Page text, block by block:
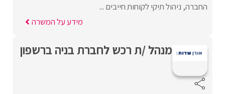
החברה, ניהול תיקי לקוחות חייבים ...
מידע על המשרה
מנהל /ת רכש לחברת בניה ברשפון